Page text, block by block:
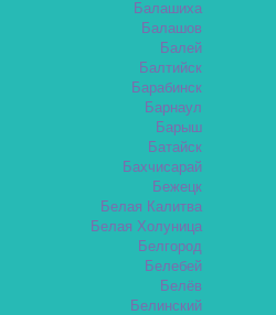
Балашиха
Балашов
Балей
Балтийск
Барабинск
Барнаул
Барыш
Батайск
Бахчисарай
Бежецк
Белая Калитва
Белая Холуница
Белгород
Белебей
Белёв
Белинский